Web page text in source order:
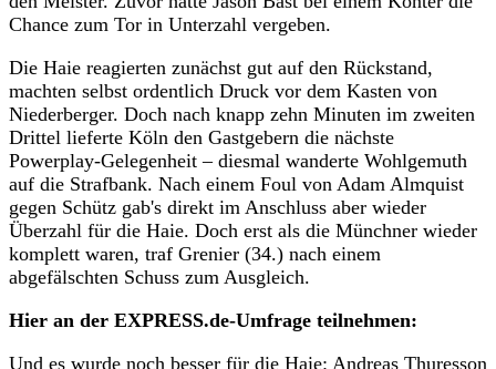
Chance zum Tor in Unterzahl vergeben.
Die Haie reagierten zunächst gut auf den Rückstand,
machten selbst ordentlich Druck vor dem Kasten von
Niederberger. Doch nach knapp zehn Minuten im zweiten
Drittel lieferte Köln den Gastgebern die nächste
Powerplay-Gelegenheit – diesmal wanderte Wohlgemuth
auf die Strafbank. Nach einem Foul von Adam Almquist
gegen Schütz gab's direkt im Anschluss aber wieder
Überzahl für die Haie. Doch erst als die Münchner wieder
komplett waren, traf Grenier (34.) nach einem
abgefälschten Schuss zum Ausgleich.
Hier an der EXPRESS.de-Umfrage teilnehmen:
Und es wurde noch besser für die Haie: Andreas Thuresson